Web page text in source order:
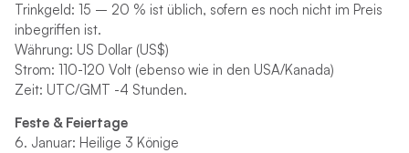
Trinkgeld: 15 – 20 % ist üblich, sofern es noch nicht im Preis
inbegriffen ist.
Währung: US Dollar (US$)
Strom: 110-120 Volt (ebenso wie in den USA/Kanada)
Zeit: UTC/GMT -4 Stunden.
Feste & Feiertage
6. Januar: Heilige 3 Könige